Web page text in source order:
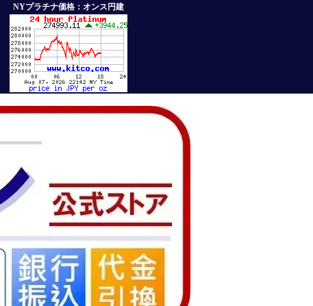
NYプラチナ価格：オンス円建